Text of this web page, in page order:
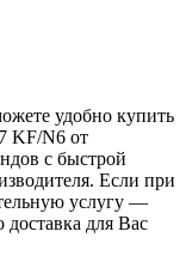
удобно купить
KF/N6 от
с быстрой
Если при
услугу —
доставка для Вас